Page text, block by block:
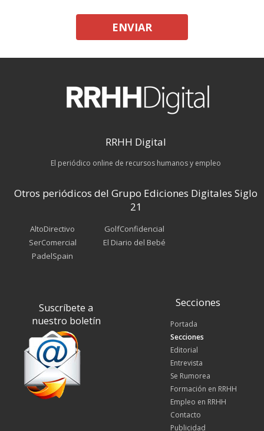
ENVIAR
RRHH Digital
El periódico online de recursos humanos y empleo
Otros periódicos del Grupo Ediciones Digitales Siglo
21
AltoDirectivo
SerComercial
PadelSpain
GolfConfidencial
El Diario del Bebé
Suscríbete a
nuestro boletín
Secciones
Portada
Secciones
Editorial
Entrevista
Se Rumorea
Formación en RRHH
Empleo en RRHH
Contacto
Publicidad